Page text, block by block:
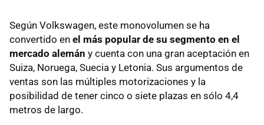
Según Volkswagen, este monovolumen se ha
convertido en el más popular de su segmento en el
mercado alemán y cuenta con una gran aceptación en
Suiza, Noruega, Suecia y Letonia. Sus argumentos de
ventas son las múltiples motorizaciones y la
posibilidad de tener cinco o siete plazas en sólo 4,4
metros de largo.